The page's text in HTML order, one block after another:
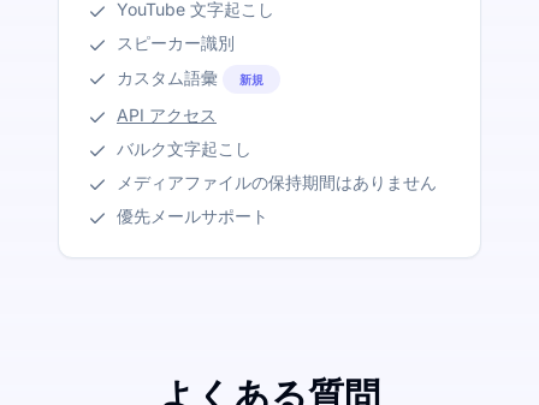
YouTube 文字起こし
スピーカー識別
カスタム語彙
新規
API アクセス
バルク文字起こし
メディアファイルの保持期間はありません
優先メールサポート
よくある質問